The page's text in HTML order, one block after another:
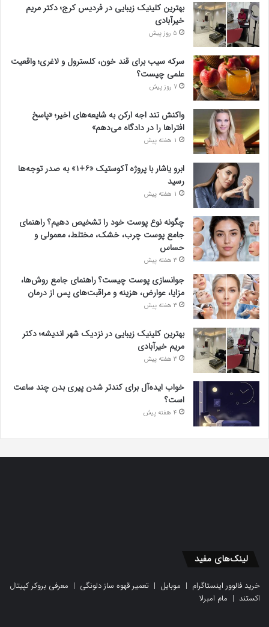
بهترین کلینیک زیبایی در فردیس کرج؛ دکتر مریم
خیرآبادی
5 روز پیش
سرکه سیب برای قند خون، کلسترول و لاغری؛ واقعیت
علمی چیست؟
7 روز پیش
واکنش تند اجه ارکن به شایعه‌های اخیر؛ «پاسخ
افتراها را در دادگاه می‌دهم»
1 هفته پیش
ابرو یاشار با پروژه آکوستیک «۶+۱» به صدر توجه‌ها
رسید
1 هفته پیش
چگونه نوع پوست خود را تشخیص دهیم؟ راهنمای
جامع پوست چرب، خشک، مختلط، معمولی و
حساس
3 هفته پیش
جوانسازی پوست چیست؟ راهنمای جامع روش‌ها،
مزایا، عوارض، هزینه و مراقبت‌های پس از درمان
3 هفته پیش
بهترین کلینیک زیبایی در نزدیک شهر اندیشه؛ دکتر
مریم خیرآبادی
3 هفته پیش
خواب ایده‌آل برای کندتر شدن پیری بدن چند ساعت
است؟
4 هفته پیش
لینک‌های مفید
خرید فالوور اینستاگرام | موبایل | تعمیر قهوه ساز دلونگی | معرفی بروکر کپیتال
اکستند | مام امبرلا